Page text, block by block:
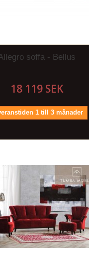
soffa - Bellus
18 119 SEK
1 till 3 månader